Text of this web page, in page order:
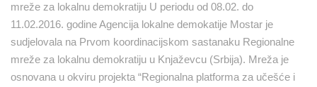
mreže za lokalnu demokratiju U periodu od 08.02. do
11.02.2016. godine Agencija lokalne demokatije Mostar je
sudjelovala na Prvom koordinacijskom sastanaku Regionalne
mreže za lokalnu demokratiju u Knjaževcu (Srbija). Mreža je
osnovana u okviru projekta “Regionalna platforma za učešće i